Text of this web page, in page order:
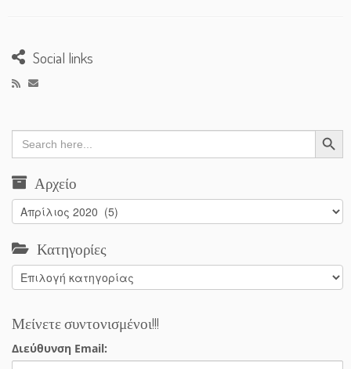
Social links
Search
for:
Search Button
Αρχείο
Αρχείο
Κατηγορίες
Κατηγορίες
Μείνετε συντονισμένοι!!!
Διεύθυνση Email: